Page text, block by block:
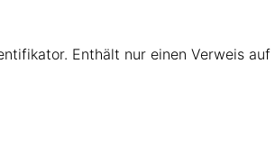
Enthält nur einen Verweis